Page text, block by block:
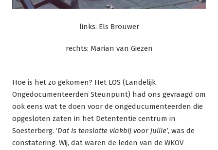
links: Els Brouwer
rechts: Marian van Giezen
Hoe is het zo gekomen? Het LOS (Landelijk
Ongedocumenteerden Steunpunt) had ons gevraagd om
ook eens wat te doen voor de ongeducumenteerden die
opgesloten zaten in het Detententie centrum in
Soesterberg. ‘Dat is tenslotte vlakbij voor jullie’, was de
constatering. Wij, dat waren de leden van de WKOV